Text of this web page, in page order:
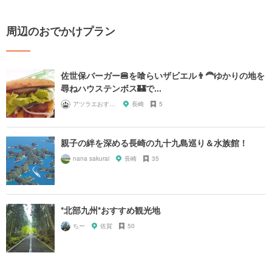
周辺のおでかけプラン
佐世保バーガー🍔を喰らいザビエル👨‍🦰ゆかりの地を
尋ねハウステンボス🏰で...
長崎 5
親子の絆を深める長崎の九十九島巡り＆水族館！
nana sakurai 長崎 35
*北部九州*おすすめ観光地
ちー 佐賀 50